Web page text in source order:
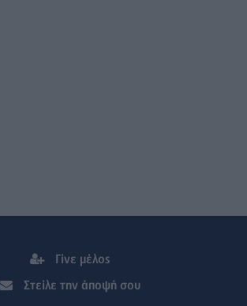
Γίνε μέλος
Στείλε την άποψή σου